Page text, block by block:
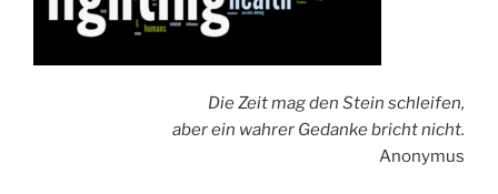
Die Zeit mag den Stein schleifen,
aber ein wahrer Gedanke bricht nicht.
Anonymus